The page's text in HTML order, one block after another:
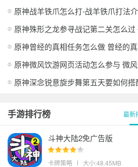
原神战羊铁爪怎么打-战羊铁爪打法
手游排行榜 最新
斗神大陆2免广告版
卡牌策略 大小:48.45MB